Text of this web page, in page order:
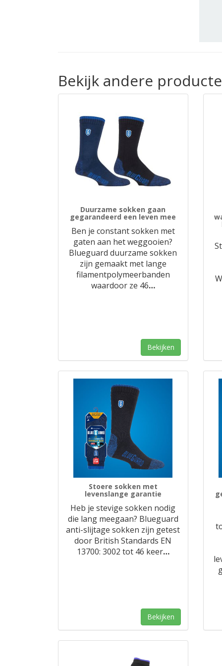
Bekijk andere
Duurzame sokken gaan
gegarandeerd een leven mee
Ben je constant sokken met
gaten aan het weggooien?
Blueguard duurzame sokken
zijn gemaakt met lange
filamentpolymeerbanden
waardoor ze 46…
Bekijken
Stoere sokken met
levenslange garantie
Heb je stevige sokken nodig
die lang meegaan? Blueguard
anti-slijtage sokken zijn getest
door British Standards EN
13700: 3002 tot 46 keer…
Bekijken